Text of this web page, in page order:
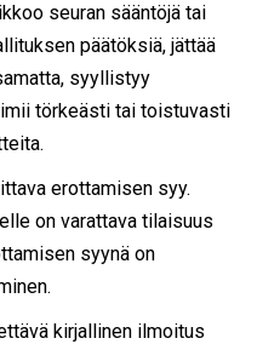
seuran sääntöjä tai
päätöksiä, jättää
syyllistyy
törkeästi tai toistuvasti
erottamisen syy.
on varattava tilaisuus
syynä on
kirjallinen ilmoitus